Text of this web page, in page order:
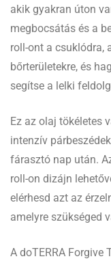
akik gyakran úton
megbocsátás és a
roll-ont a csuklódra,
bőrterületekre, és
segítse a lelki
Ez az olaj tökéletes
intenzív
fárasztó nap után.
roll-on dizájn
elérhesd azt az
amelyre szükséged
A doTERRA Forgive